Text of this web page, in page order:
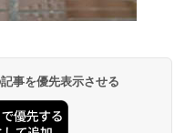
事を優先表示させる